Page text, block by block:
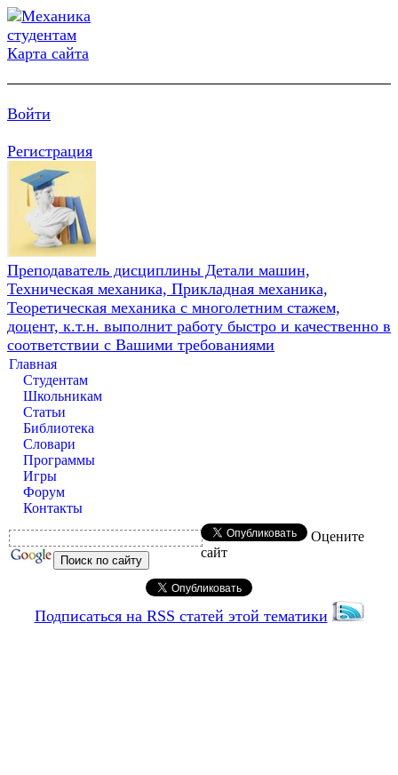
Карта сайта
Войти
Регистрация
Преподаватель дисциплины Детали машин,
Техническая механика, Прикладная механика,
Теоретическая механика с многолетним стажем,
доцент, к.т.н. выполнит работу быстро и качественно в
соответствии с Вашими требованиями
Главная
Студентам
Школьникам
Статьи
Библиотека
Словари
Программы
Игры
Форум
Контакты
Оцените
сайт
Подписаться на RSS статей этой тематики